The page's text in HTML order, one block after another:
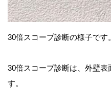
30倍スコープ診断の様子です。
30倍スコープ診断は、外壁
す。